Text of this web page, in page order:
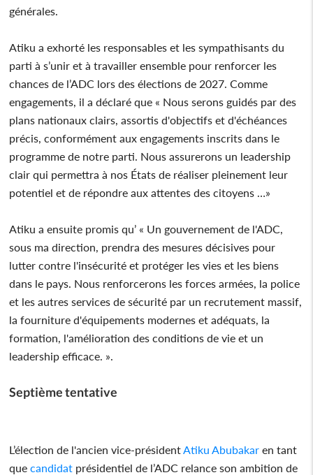
générales.
Atiku a exhorté les responsables et les sympathisants du
parti à s’unir et à travailler ensemble pour renforcer les
chances de l’ADC lors des élections de 2027. Comme
engagements, il a déclaré que « Nous serons guidés par des
plans nationaux clairs, assortis d'objectifs et d'échéances
précis, conformément aux engagements inscrits dans le
programme de notre parti. Nous assurerons un leadership
clair qui permettra à nos États de réaliser pleinement leur
potentiel et de répondre aux attentes des citoyens …»
Atiku a ensuite promis qu’ « Un gouvernement de l'ADC,
sous ma direction, prendra des mesures décisives pour
lutter contre l'insécurité et protéger les vies et les biens
dans le pays. Nous renforcerons les forces armées, la police
et les autres services de sécurité par un recrutement massif,
la fourniture d'équipements modernes et adéquats, la
formation, l'amélioration des conditions de vie et un
leadership efficace. ».
Septième tentative
L’élection de l'ancien vice-président Atiku Abubakar en tant
que candidat présidentiel de l’ADC relance son ambition de